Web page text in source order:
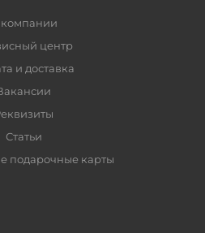
центр
и доставка
Статьи
подарочные карты